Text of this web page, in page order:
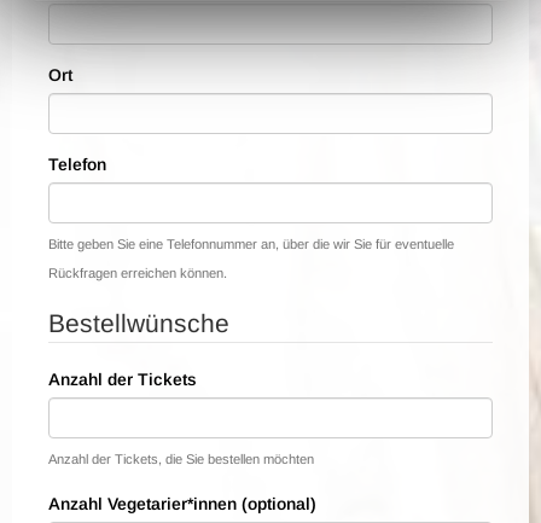
Ort
Telefon
Bitte geben Sie eine Telefonnummer an, über die wir Sie für eventuelle
Rückfragen erreichen können.
Bestellwünsche
Anzahl der Tickets
Anzahl der Tickets, die Sie bestellen möchten
Anzahl Vegetarier*innen (optional)